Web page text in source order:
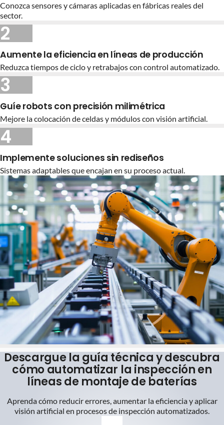
Conozca sensores y cámaras aplicadas en fábricas reales del
sector.
2
Aumente la eficiencia en líneas de producción
Reduzca tiempos de ciclo y retrabajos con control automatizado.
3
Guíe robots con precisión milimétrica
Mejore la colocación de celdas y módulos con visión artificial.
4
Implemente soluciones sin rediseños
Sistemas adaptables que encajan en su proceso actual.
Descargue la guía técnica y descubra
cómo automatizar la inspección en
líneas de montaje de baterías
Aprenda cómo reducir errores, aumentar la eficiencia y aplicar
visión artificial en procesos de inspección automatizados.